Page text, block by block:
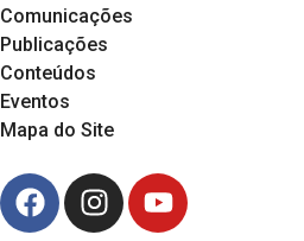
Comunicações
Publicações
Conteúdos
Eventos
Mapa do Site